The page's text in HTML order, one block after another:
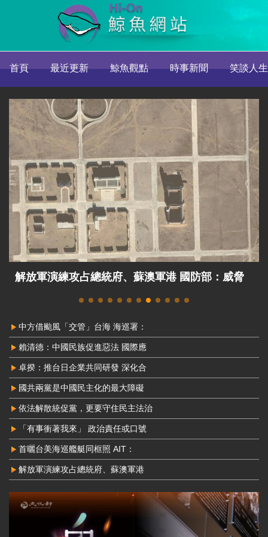
首頁 最近更新 鯨魚觀點 時事新聞 笑談人生
解放軍演練攻占總統府、蘇澳軍港 國防部：威脅
中方借颱風「交管」台海 海巡署：
賴清德：中國民族促進惡法 國際應
卓揆：推台日企業共同研發 深化合
國共兩黨是中國民主化的最大障礙
依法解散統促黨，更要守住民主法治
「有事衝著我來」 政治責任或口號
首曬台美海巡艦艇同框照 AIT：
解放軍演練攻占總統府、蘇澳軍港